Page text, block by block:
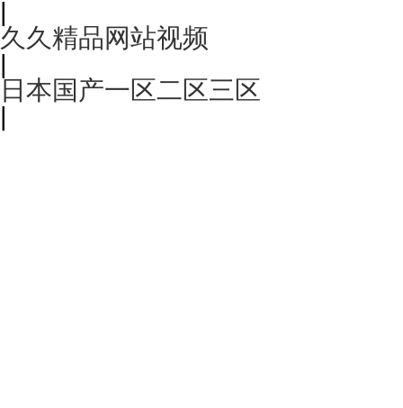
|
久久精品网站视频
|
日本国产一区二区三区
|